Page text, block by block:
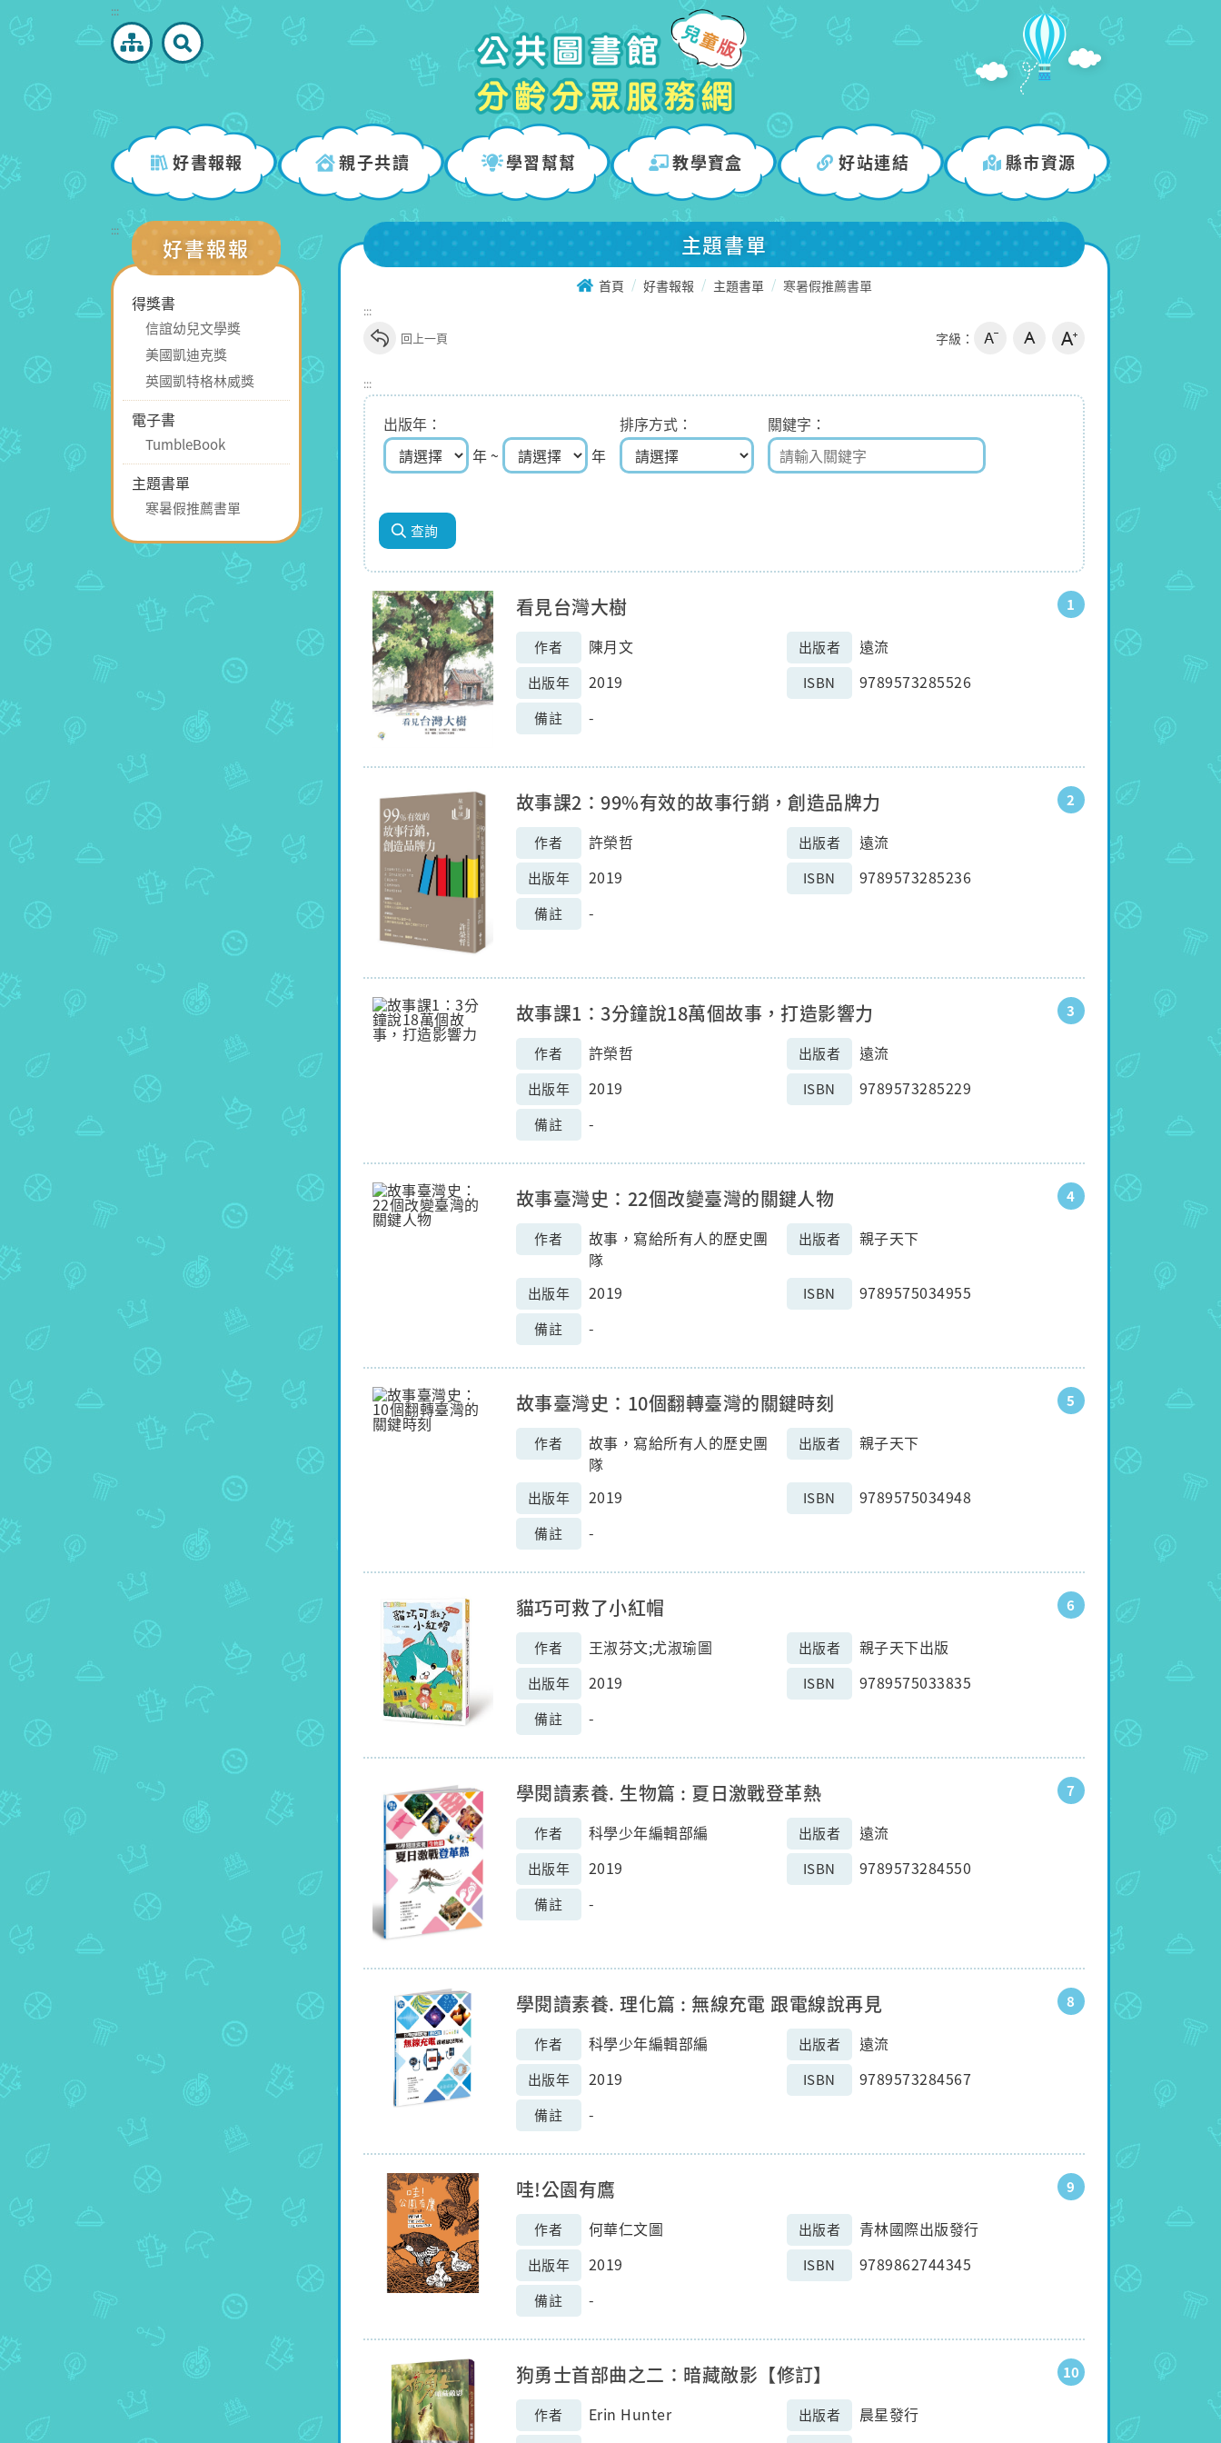
到
塊
:::
好書報報 親子共讀 學習幫幫 教學寶盒 好站連結 縣市資源
:::
好書報報
得獎書
信誼幼兒文學獎
美國凱迪克獎
英國凱特格林威獎
電子書
TumbleBook
主題書單
寒暑假推薦書單
主題書單
首頁 好書報報 主題書單 寒暑假推薦書單
:::
回上一頁 字級：
:::
出版年
年 ~
年
排序方式 關鍵字
1
看見台灣大樹
作者 陳月文 出版者 遠流
出版年 2019 ISBN 9789573285526
備註 -
2
故事課2：99%有效的故事行銷，創造品牌力
作者 許榮哲 出版者 遠流
出版年 2019 ISBN 9789573285236
備註 -
3
故事課1：3分鐘說18萬個故事，打造影響力
作者 許榮哲 出版者 遠流
出版年 2019 ISBN 9789573285229
備註 -
4
故事臺灣史：22個改變臺灣的關鍵人物
作者
故事，寫給所有人的歷史團
隊
出版者 親子天下
出版年 2019 ISBN 9789575034955
備註 -
5
故事臺灣史：10個翻轉臺灣的關鍵時刻
作者
故事，寫給所有人的歷史團
隊
出版者 親子天下
出版年 2019 ISBN 9789575034948
備註 -
6
貓巧可救了小紅帽
作者 王淑芬文;尤淑瑜圖 出版者 親子天下出版
出版年 2019 ISBN 9789575033835
備註 -
7
學閱讀素養. 生物篇 : 夏日激戰登革熱
作者 科學少年編輯部編 出版者 遠流
出版年 2019 ISBN 9789573284550
備註 -
8
學閱讀素養. 理化篇 : 無線充電 跟電線說再見
作者 科學少年編輯部編 出版者 遠流
出版年 2019 ISBN 9789573284567
備註 -
9
哇!公園有鷹
作者 何華仁文圖 出版者 青林國際出版發行
出版年 2019 ISBN 9789862744345
備註 -
10
狗勇士首部曲之二：暗藏敵影【修訂】
作者 Erin Hunter 出版者 晨星發行